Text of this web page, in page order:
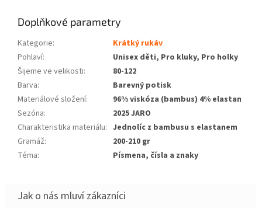
Doplňkové parametry
Kategorie:
Krátký rukáv
Pohlaví:
Unisex děti, Pro kluky, Pro holky
Šijeme ve velikosti:
80-122
Barva:
Barevný potisk
Materiálové složení:
96% viskóza (bambus) 4% elastan
Sezóna:
2025 JARO
Charakteristika materiálu: Jednolíc z bambusu s elastanem
Gramáž:
200-210 gr
Téma: Písmena, čísla a znaky